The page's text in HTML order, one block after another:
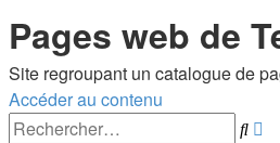
Pages web de
Site regroupant un catalogue de
Accéder au contenu